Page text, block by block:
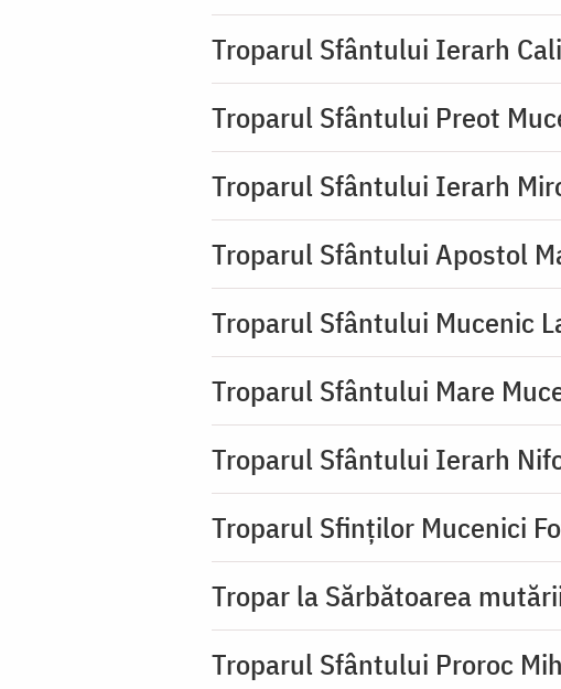
Troparul Sfântului Ierarh
Troparul Sfântului Preot
Troparul Sfântului Ierarh
Troparul Sfântului Apostol
Troparul Sfântului Mucenic
Troparul Sfântului Mare
Troparul Sfântului Ierarh
Troparul Sfinţilor Mucenici
Tropar la Sărbătoarea
Troparul Sfântului Proroc